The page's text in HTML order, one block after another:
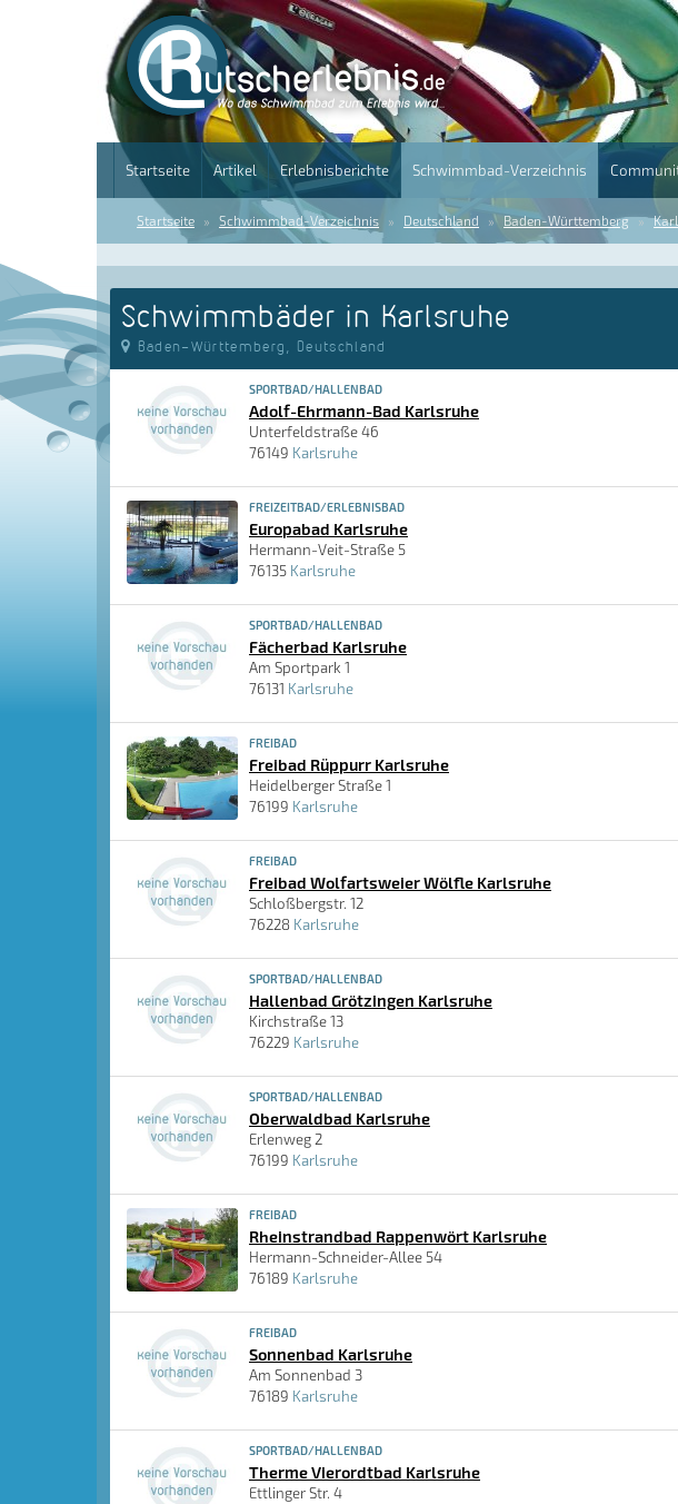
Startseite Artikel Erlebnisberichte Schwimmbad-Verzeichnis
Startseite Schwimmbad-Verzeichnis Deutschland Baden-Württemberg
Schwimmbäder in Karlsruhe
Baden-Württemberg, Deutschland
SPORTBAD/HALLENBAD
Adolf-Ehrmann-Bad Karlsruhe
Unterfeldstraße 46
76149 Karlsruhe
FREIZEITBAD/ERLEBNISBAD
Europabad Karlsruhe
Hermann-Veit-Straße 5
76135 Karlsruhe
SPORTBAD/HALLENBAD
Fächerbad Karlsruhe
Am Sportpark 1
76131 Karlsruhe
FREIBAD
Freibad Rüppurr Karlsruhe
Heidelberger Straße 1
76199 Karlsruhe
FREIBAD
Freibad Wolfartsweier Wölfle Karlsruhe
Schloßbergstr. 12
76228 Karlsruhe
SPORTBAD/HALLENBAD
Hallenbad Grötzingen Karlsruhe
Kirchstraße 13
76229 Karlsruhe
SPORTBAD/HALLENBAD
Oberwaldbad Karlsruhe
Erlenweg 2
76199 Karlsruhe
FREIBAD
Rheinstrandbad Rappenwört Karlsruhe
Hermann-Schneider-Allee 54
76189 Karlsruhe
FREIBAD
Sonnenbad Karlsruhe
Am Sonnenbad 3
76189 Karlsruhe
SPORTBAD/HALLENBAD
Therme Vierordtbad Karlsruhe
Ettlinger Str. 4